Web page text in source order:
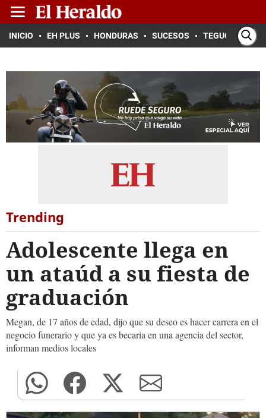
INICIO EH PLUS HONDURAS SUCESOS TEGUCIGALPA
Trending
Adolescente llega en
un ataúd a su fiesta de
graduación
Megan, de 17 años de edad, dijo que su deseo es hacer carrera en el
negocio funerario y que ya es becaria en una agencia del sector,
informan medios locales